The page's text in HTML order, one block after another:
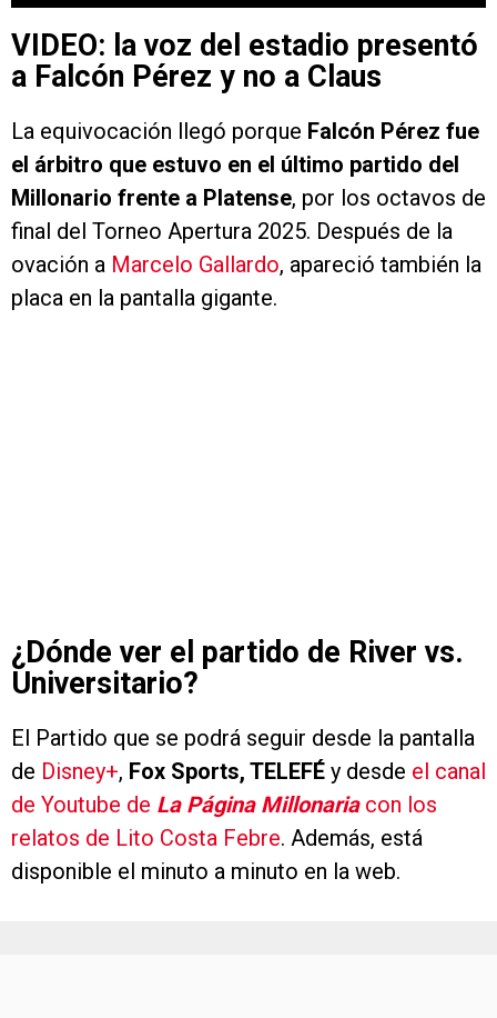
VIDEO: la voz del estadio presentó
a Falcón Pérez y no a Claus
La equivocación llegó porque Falcón Pérez fue
el árbitro que estuvo en el último partido del
Millonario frente a Platense, por los octavos de
final del Torneo Apertura 2025. Después de la
ovación a Marcelo Gallardo, apareció también la
placa en la pantalla gigante.
¿Dónde ver el partido de River vs.
Universitario?
El Partido que se podrá seguir desde la pantalla
de Disney+, Fox Sports, TELEFÉ y desde el canal
de Youtube de La Página Millonariacon los
relatos de Lito Costa Febre. Además, está
disponible el minuto a minuto en la web.